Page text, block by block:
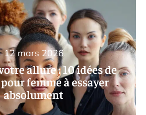
allure : 10 idées de
femme à essayer
absolument
12 mars 2026